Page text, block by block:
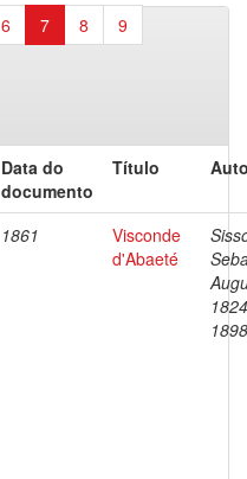
6 7 8
9
Data do
documento
Título
1861
Visconde
d'Abaeté
1898